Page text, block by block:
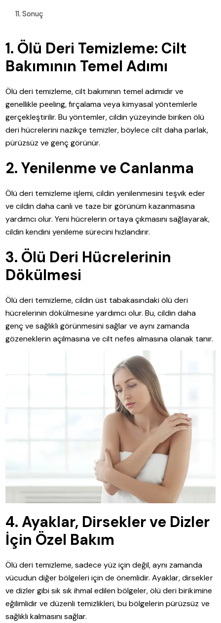
Sonuç
1. Ölü Deri Temizleme: Cilt
Bakımının Temel Adımı
Ölü deri temizleme, cilt bakımının temel adımıdır ve
genellikle peeling, fırçalama veya kimyasal yöntemlerle
gerçekleştirilir. Bu yöntemler, cildin yüzeyinde biriken ölü
deri hücrelerini nazikçe temizler, böylece cilt daha parlak,
pürüzsüz ve genç görünür.
2. Yenilenme ve Canlanma
Ölü deri temizleme işlemi, cildin yenilenmesini teşvik eder
ve cildin daha canlı ve taze bir görünüm kazanmasına
yardımcı olur. Yeni hücrelerin ortaya çıkmasını sağlayarak,
cildin kendini yenileme sürecini hızlandırır.
3. Ölü Deri Hücrelerinin
Dökülmesi
Ölü deri temizleme, cildin üst tabakasındaki ölü deri
hücrelerinin dökülmesine yardımcı olur. Bu, cildin daha
genç ve sağlıklı görünmesini sağlar ve aynı zamanda
gözeneklerin açılmasına ve cilt nefes almasına olanak tanır.
4. Ayaklar, Dirsekler ve Dizler
İçin Özel Bakım
Ölü deri temizleme, sadece yüz için değil, aynı zamanda
vücudun diğer bölgeleri için de önemlidir. Ayaklar, dirsekler
ve dizler gibi sık sık ihmal edilen bölgeler, ölü deri birikimine
eğilimlidir ve düzenli temizlikleri, bu bölgelerin pürüzsüz ve
sağlıklı kalmasını sağlar.